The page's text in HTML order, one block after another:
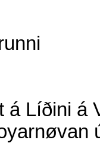
á Líðini á